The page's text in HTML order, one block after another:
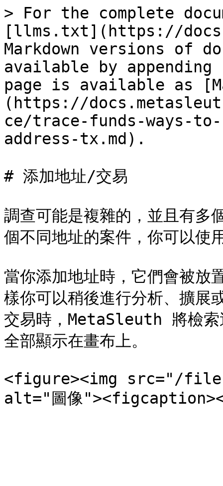
> For the complete
[llms.txt](https://
Markdown versions of
available by
page is available as
(https://
ce/trace-funds-ways-
address-tx.md).
# 添加地址/交易
調查可能是複雜的，並且有多
個不同地址的案件，你可以使
當你添加地址時，它們會被放
樣你可以稍後進行分析、擴展
交易時，MetaSleuth 將檢索
全部顯示在畫布上。
<figure><img src="/